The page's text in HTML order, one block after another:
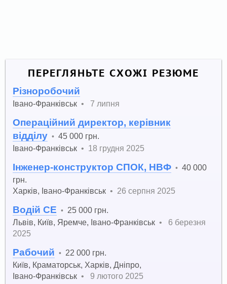
ПЕРЕГЛЯНЬТЕ СХОЖІ РЕЗЮМЕ
Різноробочий
Івано-Франківськ • 7 липня
Операційний директор, керівник
відділу •45 000 грн.
Івано-Франківськ • 18 грудня 2025
Інженер-конструктор СПОК, НВФ •40 000
грн.
Харків, Івано-Франківськ • 26 серпня 2025
Водій CE • 25 000 грн.
Львів, Київ, Яремче, Івано-Франківськ •
6 березня
2025
Рабочий • 22 000 грн.
Київ, Краматорськ, Харків,Дніпро,
Івано-Франківськ • 9 лютого 2025